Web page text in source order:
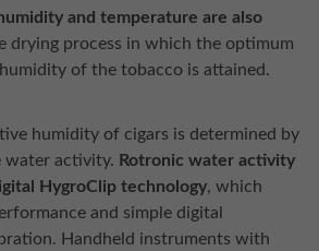
humidity and temperature are also
drying process in which the optimum
of the tobacco is attained.
humidity of cigars is determined by
water activity. Rotronic water activity
HygroClip technology, which
and simple digital
Handheld instruments with